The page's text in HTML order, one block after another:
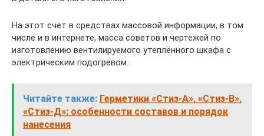
На этот счёт в средствах массовой информации, в том
числе и в интернете, масса советов и чертежей по
изготовлению вентилируемого утеплённого шкафа с
электрическим подогревом.
Читайте также: Герметики «Стиз-A», «Стиз-B»,
«Стиз-Д»: особенности составов и порядок
нанесения